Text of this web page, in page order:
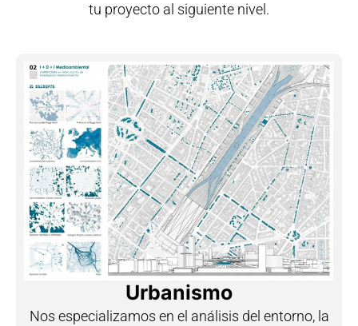
tu proyecto al siguiente nivel.
Urbanismo
Nos especializamos en el análisis del entorno, la